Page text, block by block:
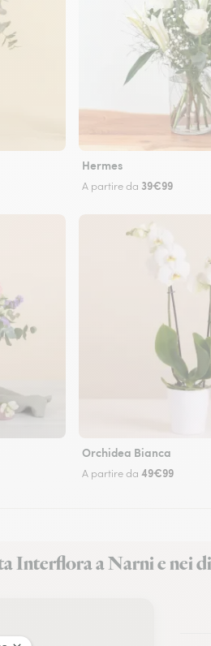
Hermes
A partire da 39€99
Orchidea Bianca
A partire da 49€99
Interflora a Narni e nei